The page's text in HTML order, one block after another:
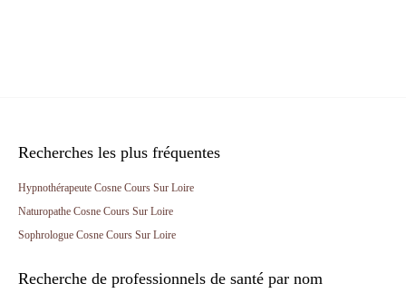
Recherches les plus fréquentes
Hypnothérapeute Cosne Cours Sur Loire
Naturopathe Cosne Cours Sur Loire
Sophrologue Cosne Cours Sur Loire
Recherche de professionnels de santé par nom